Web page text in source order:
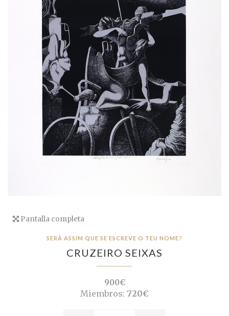
Pantalla completa
SERÁ ASSIM QUE SE ESCREVE O TEU NOME?
CRUZEIRO SEIXAS
900€
Miembros: 720€